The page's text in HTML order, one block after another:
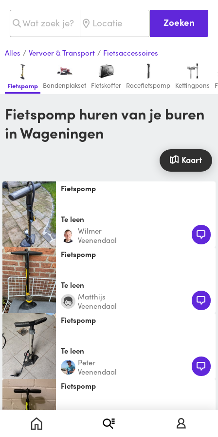
Zoeken
Alles / Vervoer & Transport / Fietsaccessoires
Fietspomp Bandenplakset Fietskoffer Racefietspomp Kettingpons
Fietspomp huren van je buren
in Wageningen
Kaart
Fietspomp
Te leen
Wilmer
Veenendaal
Fietspomp
Te leen
Matthijs
Veenendaal
Fietspomp
Te leen
Peter
Veenendaal
Fietspomp